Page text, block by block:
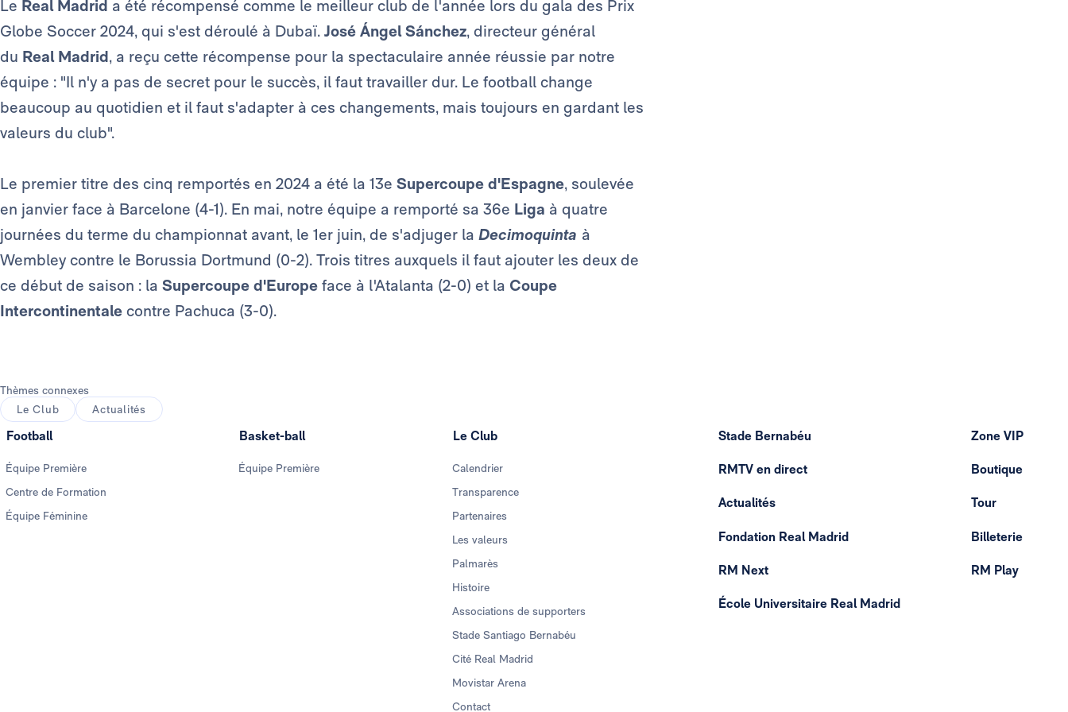
Le Real Madrid a été récompensé comme le meilleur club de l'année lors du gala des Prix
Globe Soccer 2024, qui s'est déroulé à Dubaï. José Ángel Sánchez, directeur général
du Real Madrid, a reçu cette récompense pour la spectaculaire année réussie par notre
équipe : "Il n'y a pas de secret pour le succès, il faut travailler dur. Le football change
beaucoup au quotidien et il faut s'adapter à ces changements, mais toujours en gardant les
valeurs du club".
Le premier titre des cinq remportés en 2024 a été la 13e Supercoupe d'Espagne, soulevée
en janvier face à Barcelone (4-1). En mai, notre équipe a remporté sa 36e Liga à quatre
journées du terme du championnat avant, le 1er juin, de s'adjuger la Decimoquinta à
Wembley contre le Borussia Dortmund (0-2). Trois titres auxquels il faut ajouter les deux de
ce début de saison : la Supercoupe d'Europe face à l'Atalanta (2-0) et la Coupe
Intercontinentale contre Pachuca (3-0).
Thèmes connexes
Le Club
Actualités
Football
Équipe Première
Centre de Formation
Équipe Féminine
Basket-ball
Équipe Première
Le Club
Calendrier
Transparence
Partenaires
Les valeurs
Palmarès
Histoire
Associations de supporters
Stade Santiago Bernabéu
Cité Real Madrid
Movistar Arena
Contact
Stade Bernabéu
RMTV en direct
Actualités
Fondation Real Madrid
RM Next
École Universitaire Real Madrid
Zone VIP
Boutique
Tour
Billeterie
RM Play